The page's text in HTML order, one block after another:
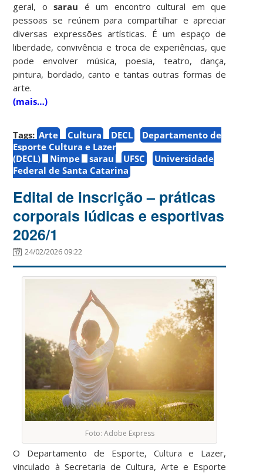
geral, osarau é um encontro cultural em que
pessoas se reúnem para compartilhar e apreciar
diversas expressões artísticas. É um espaço de
liberdade, convivência e troca de experiências, que
pode envolver música, poesia, teatro, dança,
pintura, bordado, canto e tantas outras formas de
arte.
(mais…)
Tags: Arte Cultura DECL
Departamento de
Esporte Cultura e Lazer
(DECL)
Nimpe sarau UFSC
Universidade
Federal de Santa Catarina
Edital de inscrição – práticas
corporais lúdicas e esportivas
2026/1
24/02/2026 09:22
Foto: Adobe Express
O Departamento de Esporte, Cultura e Lazer,
vinculado à Secretaria de Cultura, Arte e Esporte